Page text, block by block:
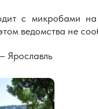
с микробами
ведомства не
Ярославль